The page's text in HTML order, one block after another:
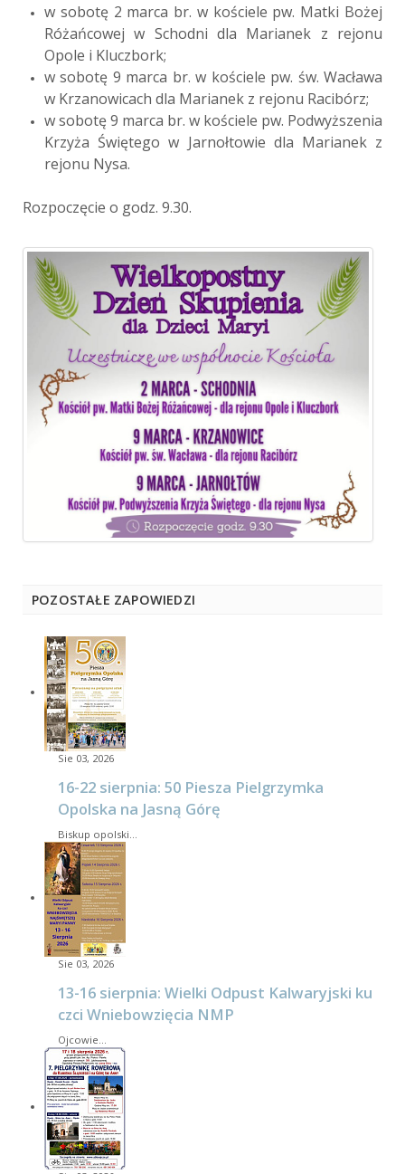
w sobotę 2 marca br. w kościele pw. Matki Bożej
Różańcowej w Schodni dla Marianek z rejonu
Opole i Kluczbork;
w sobotę 9 marca br. w kościele pw. św. Wacława
w Krzanowicach dla Marianek z rejonu Racibórz;
w sobotę 9 marca br. w kościele pw. Podwyższenia
Krzyża Świętego w Jarnołtowie dla Marianek z
rejonu Nysa.
Rozpoczęcie o godz. 9.30.
POZOSTAŁE ZAPOWIEDZI
Sie 03, 2026
16-22 sierpnia: 50 Piesza Pielgrzymka
Opolska na Jasną Górę
Biskup opolski…
Sie 03, 2026
13-16 sierpnia: Wielki Odpust Kalwaryjski ku
czci Wniebowzięcia NMP
Ojcowie…